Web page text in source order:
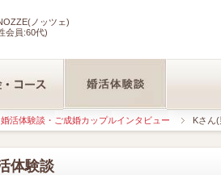
ノッツェ)
会員:60代)
婚活体験談・ご成婚カップルインタビュー Kさん
体験談